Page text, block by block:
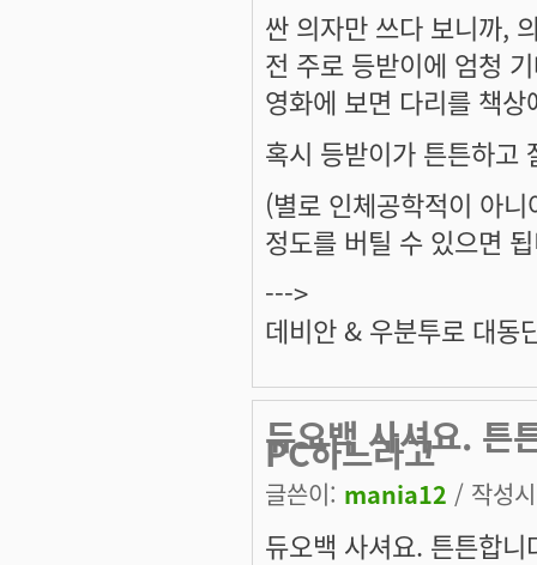
싼 의자만 쓰다 보니까,
전 주로 등받이에 엄청
영화에 보면 다리를 책
혹시 등받이가 튼튼하고
(별로 인체공학적이 아
정도를 버틸 수 있으면
--->
데비안 & 우분투로 대동
듀오백 사셔요. 튼
PC하느라고
글쓴이: mania12 / 작성
듀오백 사셔요. 튼튼합니